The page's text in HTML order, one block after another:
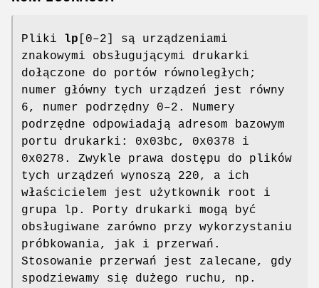
Pliki lp [0–2] są urządzeniami
znakowymi obsługującymi drukarki
dołączone do portów równoległych;
numer główny tych urządzeń jest równy
6, numer podrzędny 0–2. Numery
podrzędne odpowiadają adresom bazowym
portu drukarki: 0x03bc, 0x0378 i
0x0278. Zwykle prawa dostępu do plików
tych urządzeń wynoszą 220, a ich
właścicielem jest użytkownik root i
grupa lp. Porty drukarki mogą być
obsługiwane zarówno przy wykorzystaniu
próbkowania, jak i przerwań.
Stosowanie przerwań jest zalecane, gdy
spodziewamy się dużego ruchu, np.